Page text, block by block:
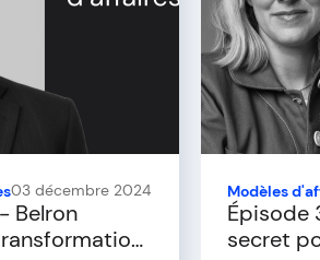
03 décembre 2024
Belron
Modèles
Épisode
secret